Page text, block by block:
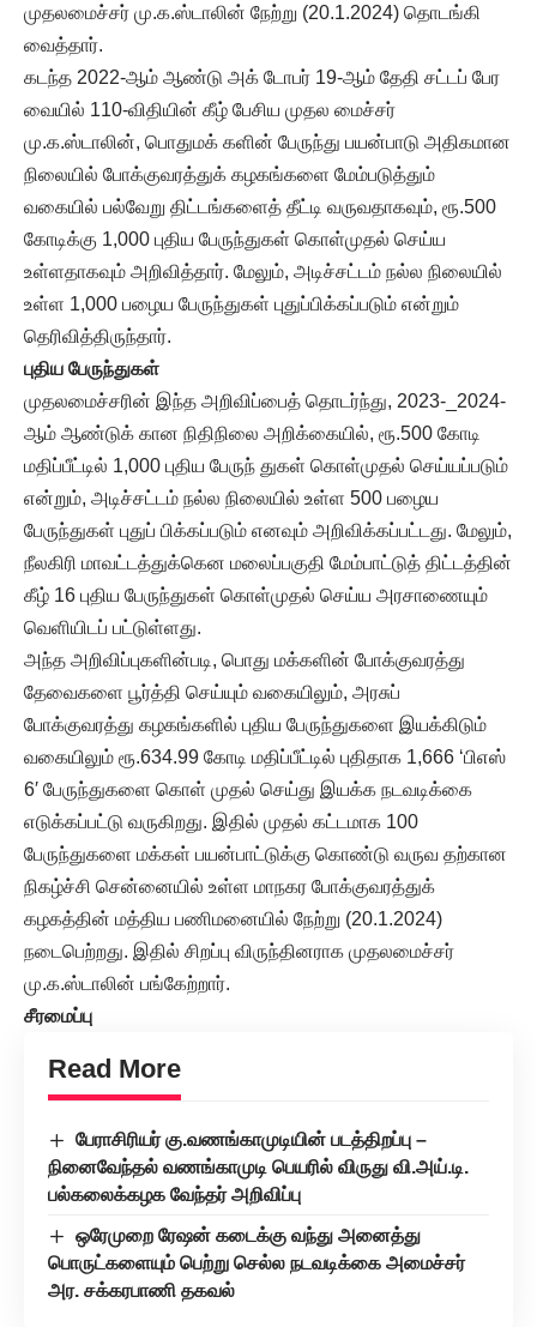
முதலமைச்சர் மு.க.ஸ்டாலின் நேற்று (20.1.2024) தொடங்கி
வைத்தார்.
கடந்த 2022-ஆம் ஆண்டு அக் டோபர் 19-ஆம் தேதி சட்டப் பேர
வையில் 110-விதியின் கீழ் பேசிய முதல மைச்சர்
மு.க.ஸ்டாலின், பொதுமக் களின் பேருந்து பயன்பாடு அதிகமான
நிலையில் போக்குவரத்துக் கழகங்களை மேம்படுத்தும்
வகையில் பல்வேறு திட்டங்களைத் தீட்டி வருவதாகவும், ரூ.500
கோடிக்கு 1,000 புதிய பேருந்துகள் கொள்முதல் செய்ய
உள்ளதாகவும் அறிவித்தார். மேலும், அடிச்சட்டம் நல்ல நிலையில்
உள்ள 1,000 பழைய பேருந்துகள் புதுப்பிக்கப்படும் என்றும்
தெரிவித்திருந்தார்.
புதிய பேருந்துகள்
முதலமைச்சரின் இந்த அறிவிப்பைத் தொடர்ந்து, 2023-_2024-
ஆம் ஆண்டுக் கான நிதிநிலை அறிக்கையில், ரூ.500 கோடி
மதிப்பீட்டில் 1,000 புதிய பேருந் துகள் கொள்முதல் செய்யப்படும்
என்றும், அடிச்சட்டம் நல்ல நிலையில் உள்ள 500 பழைய
பேருந்துகள் புதுப் பிக்கப்படும் எனவும் அறிவிக்கப்பட்டது. மேலும்,
நீலகிரி மாவட்டத்துக்கென மலைப்பகுதி மேம்பாட்டுத் திட்டத்தின்
கீழ் 16 புதிய பேருந்துகள் கொள்முதல் செய்ய அரசாணையும்
வெளியிடப் பட்டுள்ளது.
அந்த அறிவிப்புகளின்படி, பொது மக்களின் போக்குவரத்து
தேவைகளை பூர்த்தி செய்யும் வகையிலும், அரசுப்
போக்குவரத்து கழகங்களில் புதிய பேருந்துகளை இயக்கிடும்
வகையிலும் ரூ.634.99 கோடி மதிப்பீட்டில் புதிதாக 1,666 ‘பிஎஸ்
6′ பேருந்துகளை கொள் முதல் செய்து இயக்க நடவடிக்கை
எடுக்கப்பட்டு வருகிறது. இதில் முதல் கட்டமாக 100
பேருந்துகளை மக்கள் பயன்பாட்டுக்கு கொண்டு வருவ தற்கான
நிகழ்ச்சி சென்னையில் உள்ள மாநகர போக்குவரத்துக்
கழகத்தின் மத்திய பணிமனையில் நேற்று (20.1.2024)
நடைபெற்றது. இதில் சிறப்பு விருந்தினராக முதலமைச்சர்
மு.க.ஸ்டாலின் பங்கேற்றார்.
சீரமைப்பு
Read More
பேராசிரியர் கு.வணங்காமுடியின் படத்திறப்பு –
நினைவேந்தல் வணங்காமுடி பெயரில் விருது வி.அய்.டி.
பல்கலைக்கழக வேந்தர் அறிவிப்பு
ஒரேமுறை ரேஷன் கடைக்கு வந்து அனைத்து
பொருட்களையும் பெற்று செல்ல நடவடிக்கை அமைச்சர்
அர. சக்கரபாணி தகவல்